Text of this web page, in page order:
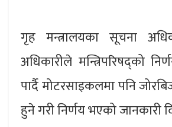
गृह मन्त्रालयका सूचना
अधिकारीले मन्त्रिपरिषद्को
पार्दै मोटरसाइकलमा पनि
हुने गरी निर्णय भएको जानकारी